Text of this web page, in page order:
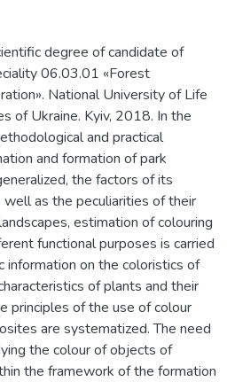
degree of candidate of
06.03.01 «Forest
National University of Life
of Ukraine. Kyiv, 2018. In the
and practical
and formation of park
the factors of its
as the peculiarities of their
estimation of colouring
functional purposes is carried
information on the coloristics of
of plants and their
principles of the use of colour
are systematized. The need
the colour of objects of
the framework of the formation